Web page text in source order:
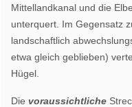
Mittellandkanal und die
unterquert. Im Gegensatz
landschaftlich
etwa gleich geblieben)
Hügel.
Dievoraussichtliche